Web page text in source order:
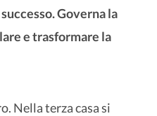
Governa la
e trasformare la
Nella terza casa si